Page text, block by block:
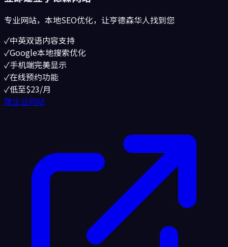
专业网站，本地SEO优化，让亨德森华人找到您
✓中英双语内容支持
✓Google本地搜索优化
✓手机端完美显示
✓在线预约功能
✓低至$23/月
建企业网站